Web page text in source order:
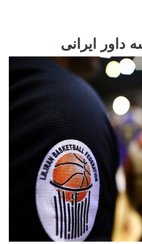
داور ایرانی